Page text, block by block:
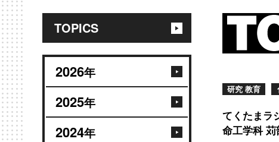
TOPICS
2026年
2025年
2024年
研究 教育
てくたまラ
命工学科